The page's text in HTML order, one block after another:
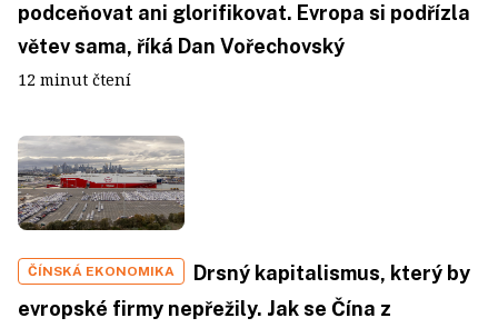
podceňovat ani glorifikovat. Evropa si podřízla
větev sama, říká Dan Vořechovský
12 minut čtení
ČÍNSKÁ EKONOMIKA
Drsný kapitalismus, který by
evropské firmy nepřežily. Jak se Čína z